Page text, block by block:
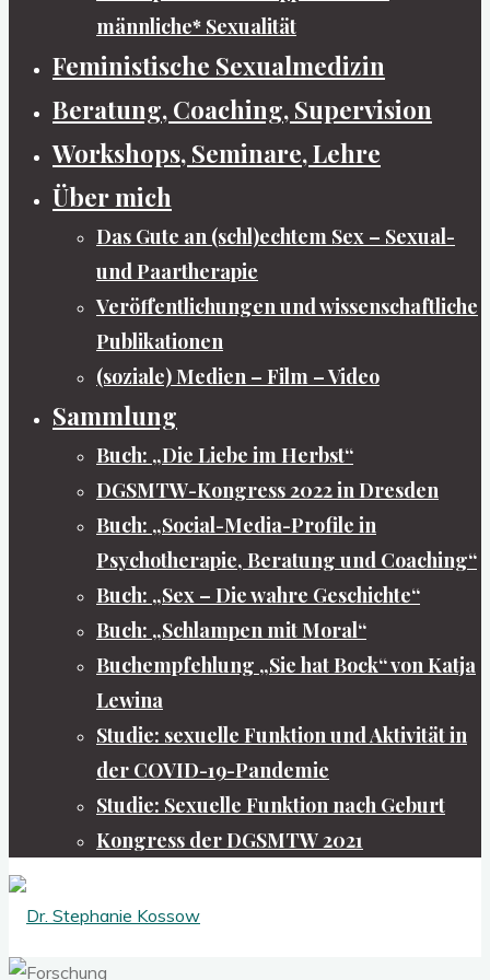
männliche* Sexualität
Feministische Sexualmedizin
Beratung, Coaching, Supervision
Workshops, Seminare, Lehre
Über mich
Das Gute an (schl)echtem Sex – Sexual-
und Paartherapie
Veröffentlichungen und wissenschaftliche
Publikationen
(soziale) Medien – Film – Video
Sammlung
Buch: „Die Liebe im Herbst“
DGSMTW-Kongress 2022 in Dresden
Buch: „Social-Media-Profile in
Psychotherapie, Beratung und Coaching“
Buch: „Sex – Die wahre Geschichte“
Buch: „Schlampen mit Moral“
Buchempfehlung „Sie hat Bock“ von Katja
Lewina
Studie: sexuelle Funktion und Aktivität in
der COVID-19-Pandemie
Studie: Sexuelle Funktion nach Geburt
Kongress der DGSMTW 2021